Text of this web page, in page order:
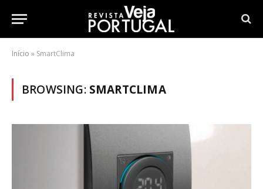
Início » SmartClima
BROWSING: SMARTCLIMA